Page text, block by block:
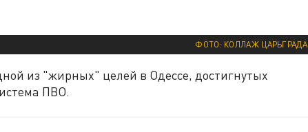
ФОТО: КОЛЛАЖ ЦАРЬГРАДА
из "жирных" целей в Одессе, достигнутых
ПВО.